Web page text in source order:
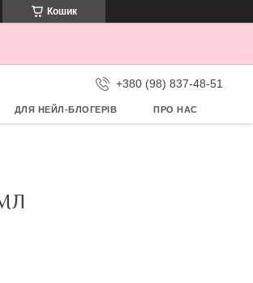
Кошик
+380 (98) 837-48-51
ДЛЯ НЕЙЛ-БЛОГЕРІВ ПРО НАС